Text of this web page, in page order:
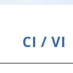
CI / VI